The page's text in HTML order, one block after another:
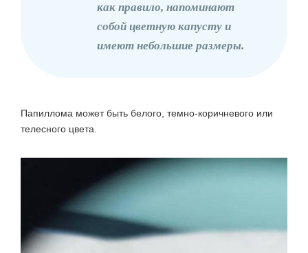
как правило, напоминают
собой цветную капусту и
имеют небольшие размеры.
Папиллома может быть белого, темно-коричневого или
телесного цвета.